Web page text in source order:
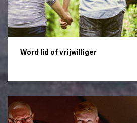
Word lid of vrijwilliger